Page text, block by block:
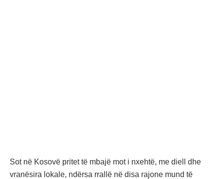
Sot në Kosovë pritet të mbajë mot i nxehtë, me diell dhe
vranësira lokale, ndërsa rrallë në disa rajone mund të